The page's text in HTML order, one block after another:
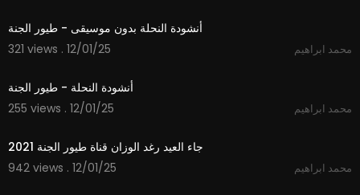
أنشودة النحلة بدون موسيقى - طيور الجنة
321 views . 12/01/25
محمد ابراهيم
أنشودة النحلة - طيور الجنة
255 views . 12/01/25
محمد ابراهيم
جاء العيد رغد الوزان قناة طيور الجنة 2021
942 views . 12/01/25
محمد ابراهيم